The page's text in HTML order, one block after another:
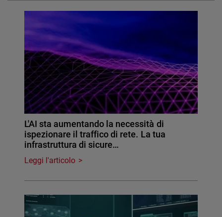
L'AI sta aumentando la necessità di
ispezionare il traffico di rete. La tua
infrastruttura di sicure…
Leggi l'articolo